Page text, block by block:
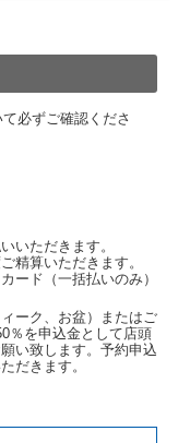
、当社は、この
きは、受領済の予
します。
れたとき、又は貸
い事由により貸
受領済の予約申込
種クラスのレンタ
は、予約と異なる
レンタカー」と
とができるもの
必ずご確認くださ
いただきます。
精算いただきます。
ード（一括払いのみ）
ーク、お盆）またはご
％を申込金として店頭
い致します。予約申込
だきます。